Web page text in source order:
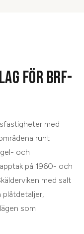
FÖRBRF-
med
runt
och
på 1960- och
med salt
plåtdetaljer,
som